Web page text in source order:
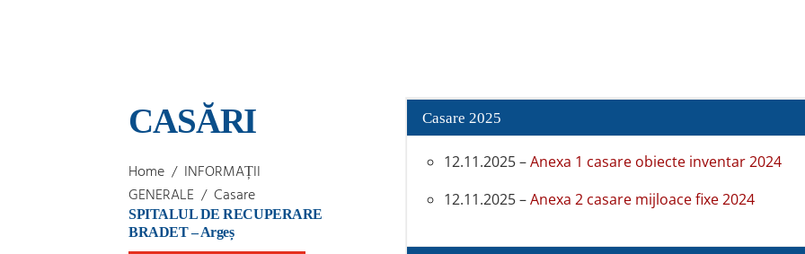
CASĂRI
Home / INFORMAȚII
GENERALE / Casare
SPITALUL DE RECUPERARE
BRADET – Argeș
Casare 2025
12.11.2025 –Anexa 1 casare obiecte inventar 2024
12.11.2025 –Anexa 2 casare mijloace fixe 2024